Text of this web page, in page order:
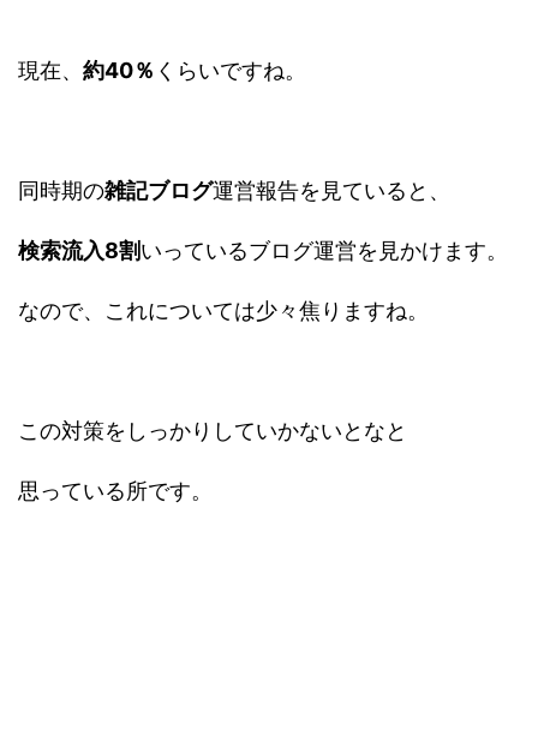
現在、 約40％ くらいですね。
同時期の雑記ブログ運営報告を見ていると、
検索流入8割いっているブログ運営を見かけます。
なので、これについては少々焦りますね。
この対策をしっかりしていかないとなと
思っている所です。